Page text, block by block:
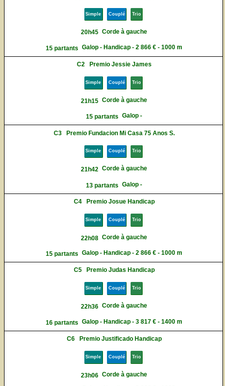
Simple Couplé Trio
20h45 Corde à gauche
15 partants Galop - Handicap - 2 866 € - 1000 m
C2 Premio Jessie James
Simple Couplé Trio
21h15 Corde à gauche
15 partants Galop -
C3 Premio Fundacion Mi Casa 75 Anos S.
Simple Couplé Trio
21h42 Corde à gauche
13 partants Galop -
C4 Premio Josue Handicap
Simple Couplé Trio
22h08 Corde à gauche
15 partants Galop - Handicap - 2 866 € - 1000 m
C5 Premio Judas Handicap
Simple Couplé Trio
22h36 Corde à gauche
16 partants Galop - Handicap - 3 817 € - 1400 m
C6 Premio Justificado Handicap
Simple Couplé Trio
23h06 Corde à gauche